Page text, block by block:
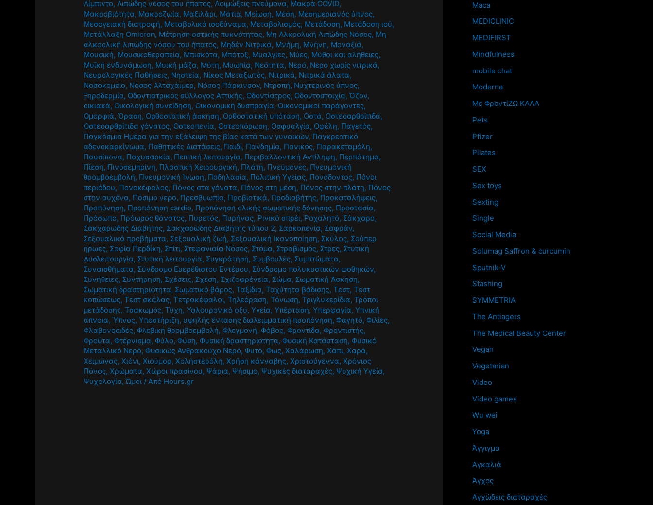
Λίμπιντο,Λιπώδης νόσος του ήπατος,Λοιμώξεις πνεύμονα, Μακρά COVID,
Μακροβιότητα, Μακροζωία, Μαξιλάρι, Μάτια, Μείωση, Μέση, Μεσημεριανός ύπνος,
Μεσογειακή διατροφή, Μεταβολικά ισοδύναμα, Μεταβολισμός, Μετάδοση, Μετάδοση ιού,
Μετάλλαξη Omicron, Μέτρηση οστικής πυκνότητας, Μη Αλκοολική Λιπώδης Νόσος, Μη
αλκοολική λιπώδης νόσου του ήπατος, Μηδέν Νιτρικά, Μνήμη, Μνήνη, Μοναξιά,
Μουσική, Μουσικοθεραπεία, Μπισκότα, Μπότοξ, Μυαλγίες, Μύες, Μύθοι και αλήθειες,
Μυϊκή ενδυνάμωση, Μυική μάζα, Μύτη, Μυωπία, Νεότητα, Νερό, Νερό χωρίς νιτρικά,
Νευρολογικές Παθήσεις, Νηστεία, Νίκος Μεταξωτός, Νιτρικά, Νιτρικά άλατα,
Νοσοκομείο, Νόσος Αλτσχάιμερ, Νόσος Πάρκινσον, Ντροπή, Νυχτερινός ύπνος,
Ξηροδερμία, Οδοντιατρικός σύλλογος Αττικής, Οδοντίατρος, Οδοντοστοιχία,Όζον,
οικιακά, Οικολογική συνείδηση, Οικονομική δυσπραγία, Οικονομικοί παράγοντες,
Ομορφιά,Όραση, Ορθοστατική άσκηση, Ορθοστατική υπόταση, Οστά, Οστεοαρθρίτιδα,
Οστεοαρθρίτιδα γόνατος, Οστεοπενία, Οστεοπόρωση, Οσφυαλγία, Οφέλη, Παγετός,
Παγκόσμια Ημέρα για την εξάλειψη της βίας κατά των γυναικών, Παγκρεατικό
αδενοκαρκίνωμα, Παθητικές Διατάσεις, Παιδί, Πανδημία, Πανικός, Παρακεταμόλη,
Παυσίπονα, Παχυσαρκία, Πεπτική λειτουργία, Περιβαλλοντική Αντίληψη, Περπάτημα,
Πίεση, Πινοσεμπρίνη, Πλαστική Χειρουργική, Πλάτη, Πνεύμονες, Πνευμονική
θρομβοεμβολή, Πνευμονική Ίνωση, Ποδηλασία, Πολιτική Υγείας, Πονόδοντος, Πόνοι
περιόδου, Πονοκέφαλος, Πόνος στα γόνατα, Πόνος στη μέση, Πόνος στην πλάτη, Πόνος
στον αυχένα, Πόσιμο νερό, Πρεσβυωπία, Προβιοτικά, Προδιαβήτης, Προκαταλήψεις,
Προπόνηση, Προπόνηση cardio, Προπόνηση ολικής σωματικής δόνησης, Προστασία,
Πρόσωπο, Πρόωρος θάνατος, Πυρετός, Πυρήνας, Ρινικό σπρέι, Ροχαλητό, Σάκχαρο,
Σακχαρώδης Διαβήτης, Σακχαρώδης Διαβήτης τύπου 2, Σαρκοπενία, Σαφράν,
Σεξουαλικά προβήματα, Σεξουαλική ζωή, Σεξουαλική Ικανοποίηση, Σκύλος, Σούπερ
ήρωες, Σοφία Περδίκη, Σπίτι, Στεφανιαία Νόσος, Στόμα, Στραβισμός, Στρες, Στυτική
Δυσλειτουργία, Στυτική λειτουργία, Συγκράτηση, Συμβουλές, Συμπτώματα,
Συναισθήματα, Σύνδρομο Ευερέθιστου Εντέρου, Σύνδρομο πολυκυστικών ωοθηκών,
Συνήθειες, Συντήρηση, Σχέσεις, Σχέση, Σχιζοφρένεια, Σώμα, Σωματική Άσκηση,
Σωματική δραστηριότητα, Σωματικό βάρος,Ταξίδια,Ταχύτητα βάδισης,Τεστ,Τεστ
κοπώσεως,Τεστ σκάλας,Τετρακέφαλοι,Τηλεόραση,Τόνωση,Τριγλυκερίδια,Τρόποι
μετάδοσης,Τσακωμός,Τύχη,Υαλουρονικό οξύ,Υγεία,Υπέρταση,Υπερφαγία,Υπνική
άπνοια,Ύπνος,Υποστήριξη, υψηλής έντασης διαλειμματική προπόνηση,Φαγητό,Φιλίες,
Φλαβονοειδές,Φλεβική θρομβοεμβολή,Φλεγμονή,Φόβος,Φροντίδα,Φροντιστής,
Φρούτα,Φτέρνισμα,Φύλο,Φύση,Φυσική δραστηριότητα,Φυσική Κατάσταση,Φυσικό
Μεταλλικό Νερό,Φυσικώς Ανθρακούχο Νερό,Φυτό,Φως,Χαλάρωση,Χάπι,Χαρά,
Χειμώνας,Χιόνι,Χιούμορ,Χοληστερόλη,Χρήση κάνναβης,Χριστούγεννα,Χρόνιος
Πόνος,Χρώματα,Χώροι πρασίνου, Ψάρια, Ψήσιμο, Ψυχικές διαταραχές, Ψυχική Υγεία,
Ψυχολογία,Ώμοι / Από Hours.gr
Maca
MEDICLINIC
MEDIFIRST
Mindfulness
mobile chat
Moderna
Mε ΦροντίΖΩ ΚΑΛΑ
Pets
Pfizer
Pilates
SEX
Sex toys
Sexting
Single
Social Media
Solumag Saffron & curcumin
Sputnik-V
Stashing
SYMMETRIA
The Antiagers
The Medical Beauty Center
Vegan
Vegetarian
Video
Video games
Wu wei
Yoga
Άγγιγμα
Αγκαλιά
Άγχος
Αγχώδεις διαταραχές